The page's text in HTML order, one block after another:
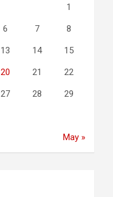
1
6 7 8
13 14 15
20 21 22
27 28 29
May »